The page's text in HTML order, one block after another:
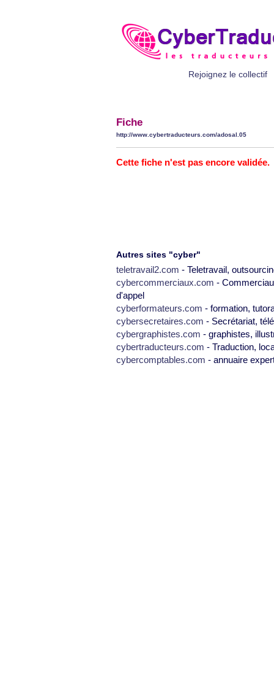
Rejoignez le collectif
Fiche
http://www.cybertraducteurs.com/adosal.05
Cette fiche n'est pas encore validée.
Autres sites "cyber"
teletravail2.com - Teletravail,
cybercommerciaux.com -
d'appel
cyberformateurs.com - formation,
cybersecretaires.com - Secrétariat,
cybergraphistes.com - graphistes,
cybertraducteurs.com - Traduction,
cybercomptables.com - annuaire